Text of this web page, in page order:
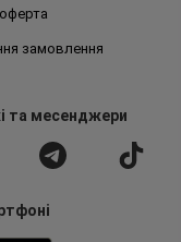
замовлення
та месенджери